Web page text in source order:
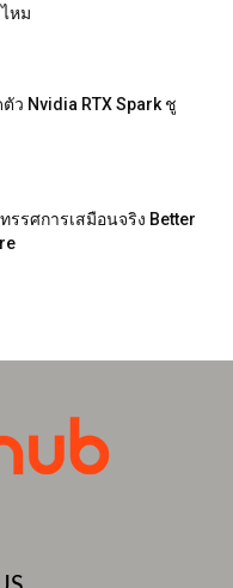
หม
ว Nvidia RTX Spark ชู
รรศการเสมือนจริง Better